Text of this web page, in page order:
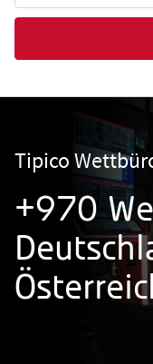
Tipico
+970